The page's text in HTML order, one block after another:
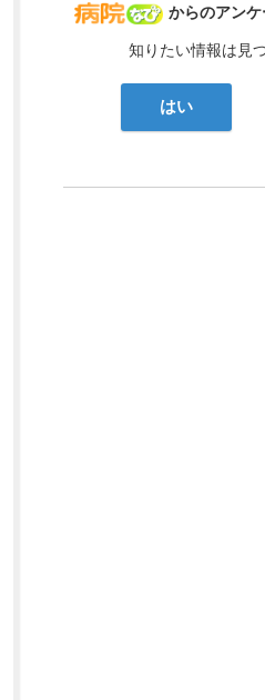
病院なび
からのアンケ
知りたい情報は見
はい